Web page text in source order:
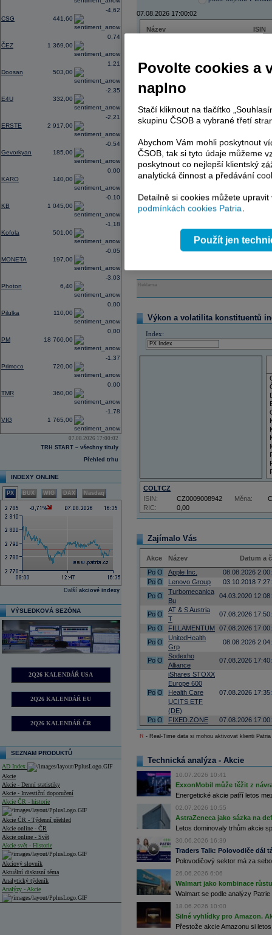
CSG 441,60
-4,62
ČEZ 1 369,00
0,74
Doosan 503,00
1,21
E4U 332,00
-2,35
ERSTE 2 917,00
-2,21
Gevorkyan 185,00
-0,54
KARO 140,00
0,00
KB 1 045,00
-0,10
Kofola 501,00
-1,18
MONETA 197,00
-0,05
Photon 6,40
-3,03
Pilulka 110,00
0,00
PM 18 760,00
0,00
Primoco 720,00
-1,37
TMR 360,00
0,00
VIG 1 765,00
-1,78
07.08.2026 17:00:02
TRH START – všechny tituly
Přehled trhu
INDEXY ONLINE
PX BUX WIG DAX Nasdaq
Další akciové indexy
VÝSLEDKOVÁ SEZÓNA
2Q26 KALENDÁŘ USA
2Q26 KALENDÁŘ EU
2Q26 KALENDÁŘ ČR
SEZNAM PRODUKTŮ
AD Index
Akcie
Akcie - Denní statistiky
Akcie - Investiční doporučení
Akcie ČR - historie
Akcie ČR - Týdenní přehled
Akcie online - ČR
Akcie online - Svět
Akcie svět - Historie
Akciový slovník
Aktuální diskusní téma
Analytický týdeník
Analýzy - Akcie
07.08.2026 17:00:02
Název
ISIN
ERSTE BANK
TMR
AD index - vývoj
Region
Reklama
Výkon a volatilita konstituentů
Index:
COLTCZ
RIC: 0,00
ISIN: CZ0009008942 Měna:
Zajímalo Vás
Akce Název
Datum a
Po O Apple Inc.
08.08.2026
Po O Lenovo Group
03.10.2018
Po O
Turbomecanica
Bu
04.03.2020
Po O
AT & S Austria
T
07.08.2026
Po O FILLAMENTUM 07.08.2026
Po O
UnitedHealth
Grp
08.08.2026
Po O
Sodexho
Alliance
07.08.2026
Po O
iShares STOXX
Europe 600
Health Care
UCITS ETF
(DE)
07.08.2026
Po O FIXED.ZONE 07.08.2026
R - Real-Time data si mohou aktivovat klienti
Technická analýza - Akcie
10.07.2026 10:41
ExxonMobil může těžit z
Energetické akcie patří letos
02.07.2026 10:55
AstraZeneca jako sázka na
Letos dominovaly trhům akcie
30.06.2026 16:39
Traders Talk: Polovodiče dál
Polovodičový sektor má za
26.06.2026 6:06
Walmart jako kombinace
Walmart se podle analýzy
18.06.2026 10:00
Silné vyhlídky pro Amazon.
Přestože akcie Amazonu si
Povolte cookies a
naplno
Stačí kliknout na tlačítko
skupinu ČSOB a vybrané třetí
Abychom Vám mohli poskytnout
ČSOB, tak si tyto údaje můžeme
poskytnout co nejlepší klientský
analytická činnost a předávání
Detailně si cookies můžete
podmínkách cookies Patria.
Použít jen